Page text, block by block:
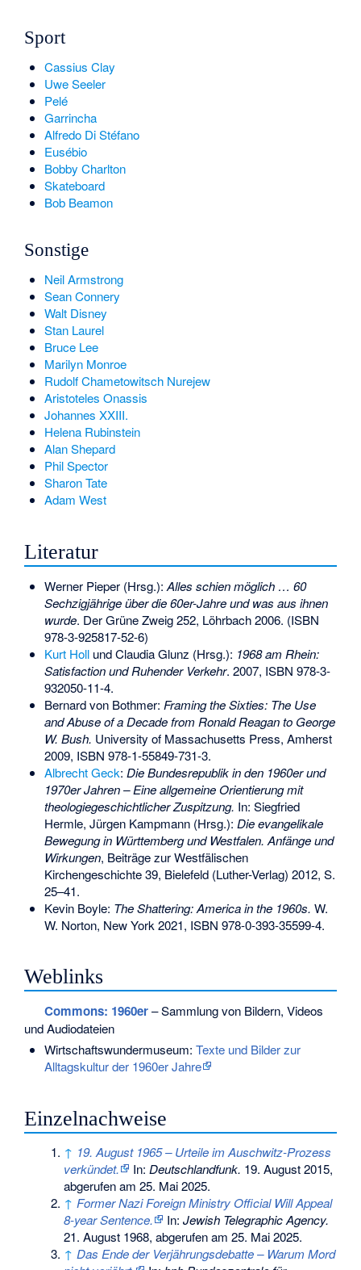
Sport
Cassius Clay
Uwe Seeler
Pelé
Garrincha
Alfredo Di Stéfano
Eusébio
Bobby Charlton
Skateboard
Bob Beamon
Sonstige
Neil Armstrong
Sean Connery
Walt Disney
Stan Laurel
Bruce Lee
Marilyn Monroe
Rudolf Chametowitsch Nurejew
Aristoteles Onassis
Johannes XXIII.
Helena Rubinstein
Alan Shepard
Phil Spector
Sharon Tate
Adam West
Literatur
Werner Pieper (Hrsg.): Alles schien möglich … 60
Sechzigjährige über die 60er-Jahre und was aus ihnen
wurde. Der Grüne Zweig 252, Löhrbach 2006. (ISBN
978-3-925817-52-6)
Kurt Hollund Claudia Glunz (Hrsg.): 1968 am Rhein:
Satisfaction und Ruhender Verkehr. 2007, ISBN 978-3-
932050-11-4.
Bernard von Bothmer: Framing the Sixties: The Use
and Abuse of a Decade from Ronald Reagan to George
W. Bush. University of Massachusetts Press, Amherst
2009, ISBN 978-1-55849-731-3.
Albrecht Geck: Die Bundesrepublik in den 1960er und
1970er Jahren – Eine allgemeine Orientierung mit
theologiegeschichtlicher Zuspitzung. In: Siegfried
Hermle, Jürgen Kampmann (Hrsg.): Die evangelikale
Bewegung in Württemberg und Westfalen. Anfänge und
Wirkungen, Beiträge zur Westfälischen
Kirchengeschichte 39, Bielefeld (Luther-Verlag) 2012, S.
25–41.
Kevin Boyle: The Shattering: America in the 1960s. W.
W. Norton, New York 2021, ISBN 978-0-393-35599-4.
Weblinks
Commons: 1960er– Sammlung von Bildern, Videos
und Audiodateien
Wirtschaftswundermuseum: Texte und Bilder zur
Alltagskultur der 1960er Jahre
Einzelnachweise
↑ 19. August 1965 – Urteile im Auschwitz-Prozess
verkündet.
In:Deutschlandfunk. 19. August 2015,
abgerufen am 25. Mai 2025.
↑ Former Nazi Foreign Ministry Official Will Appeal
8-year Sentence.
In:Jewish Telegraphic Agency.
21. August 1968, abgerufen am 25. Mai 2025.
↑ Das Ende der Verjährungsdebatte – Warum Mord